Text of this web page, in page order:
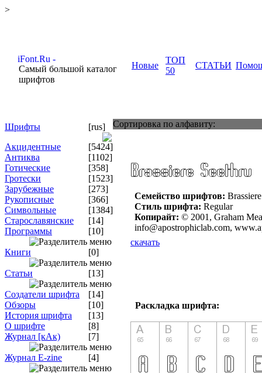
>
Самый большой каталог
шрифтов
Новые
ТОП
50
СТАТЬИ
Шрифты
[rus]
Акцидентные
[5424]
Антиква
[1102]
Готические
[358]
Гротески
[1523]
Зарубежные
[273]
Рукописные
[366]
Символьные
[1384]
Старославянские
[14]
Программы
[10]
Книги [0]
Статьи [13]
Создатели шрифта
[14]
Обзоры
[10]
История шрифта
[13]
О шрифте
[8]
Журнал [кАк)
[7]
Журнал E-zine [4]
Сортировка по алфавиту:
Семейство шрифтов:
Стиль шрифта: Regular
Копирайт: © 2001, Graham
info@apostrophiclab.com,
скачать
Раскладка шрифта: